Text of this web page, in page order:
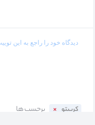
کریپتو